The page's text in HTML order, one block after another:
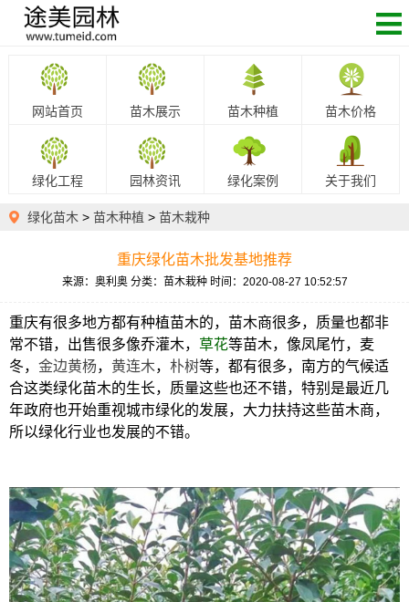
网站首页 苗木展示 苗木种植 苗木价格
绿化工程 园林资讯 绿化案例 关于我们
绿化苗木 > 苗木种植 > 苗木栽种
重庆绿化苗木批发基地推荐
来源：奥利奥 分类：苗木栽种 时间：2020-08-27 10:52:57
重庆有很多地方都有种植苗木的，苗木商很多，质量也都非
常不错，出售很多像乔灌木， 草花等苗木，像凤尾竹，麦
冬， 金边黄杨， 黄连木， 朴树等，都有很多，南方的气候适
合这类绿化苗木的生长，质量这些也还不错，特别是最近几
年政府也开始重视城市绿化的发展，大力扶持这些苗木商，
所以绿化行业也发展的不错。